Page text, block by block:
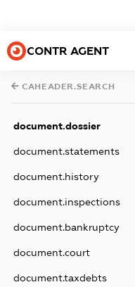
CONTR AGENT
CAHEADER.SEARCH
document.dossier
document.statements
document.history
document.inspections
document.bankruptcy
document.court
document.taxdebts